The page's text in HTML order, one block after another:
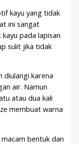
kayu yang tidak
ini sangat
pada lapisan
sulit jika tidak
diulangi karena
air. Namun
atau dua kali
membuat warna
bentuk dan